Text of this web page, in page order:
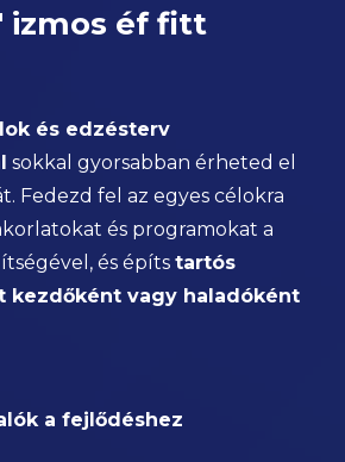
izmos éf fitt
és edzésterv
sokkal gyorsabban érheted el
Fedezd fel az egyes célokra
és programokat a
és építs tartós
kezdőként vagy haladóként
a fejlődéshez